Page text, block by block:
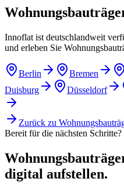
Innoflat ist deutschlandweit
und erleben Sie
Berlin Bremen
Duisburg
Düsseldorf
Zurück zu
Bereit für die nächsten Schritte?
digital aufstellen.